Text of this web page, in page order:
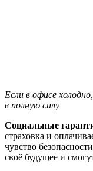
Если в офисе
в полную силу
Социальные
страховка и
чувство
своё будущее и